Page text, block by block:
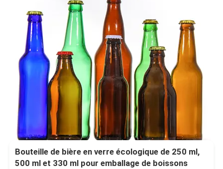
Bouteille de bière en verre écologique de 250 ml,
500 ml et 330 ml pour emballage de boissons